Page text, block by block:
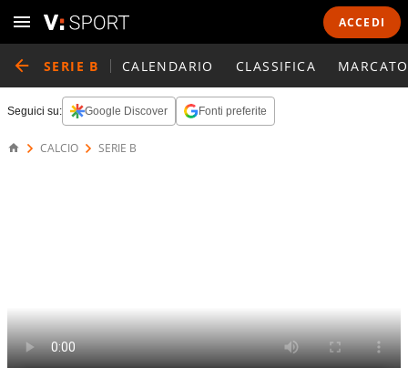
ACCEDI
SERIE B CALENDARIO CLASSIFICA
Seguici su: Google Discover Fonti preferite
CALCIO SERIE B